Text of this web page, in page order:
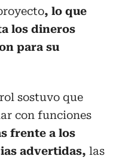
, lo que
los dineros
para su
sostuvo que
con funciones
frente a los
advertidas, las